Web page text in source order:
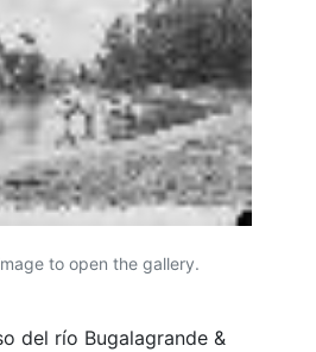
to open the gallery.
del río Bugalagrande &